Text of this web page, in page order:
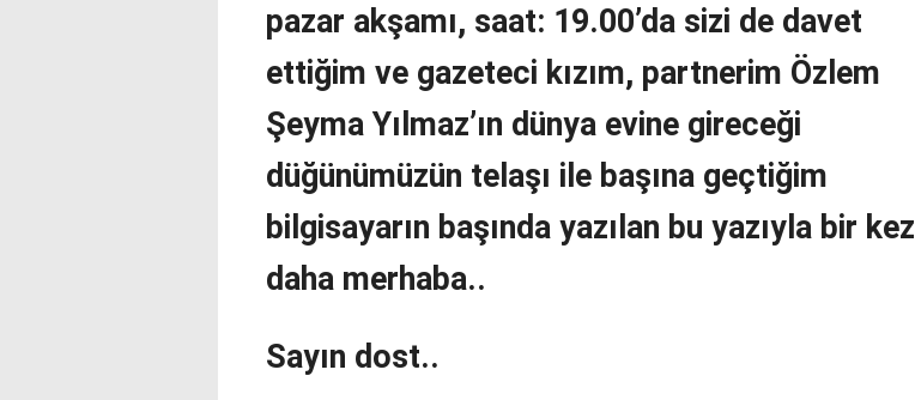
pazar akşamı, saat: 19.00’da sizi de davet
ettiğim ve gazeteci kızım, partnerim Özlem
Şeyma Yılmaz’ın dünya evine gireceği
düğünümüzün telaşı ile başına geçtiğim
bilgisayarın başında yazılan bu yazıyla bir kez
daha merhaba..
Sayın dost..